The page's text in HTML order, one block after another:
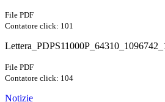
File PDF
Contatore click: 101
File PDF
Contatore click: 104
Notizie